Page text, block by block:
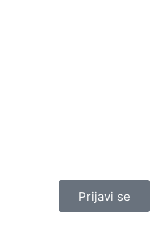
Prijavi se